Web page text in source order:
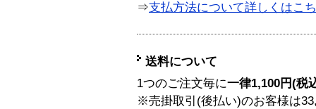
⇒支払方法について詳しくはこ
送料について
1つのご注文毎に一律1,100円(税
※売掛取引(後払い)のお客様は